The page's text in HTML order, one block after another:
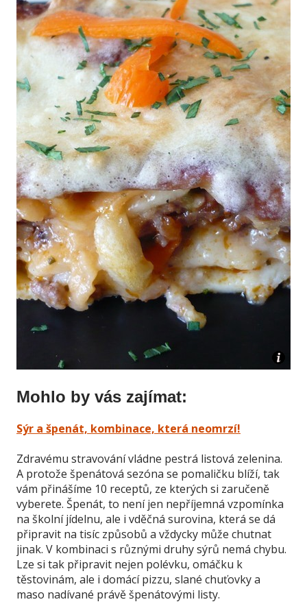
Mohlo by vás zajímat:
Sýr a špenát, kombinace, která neomrzí!
Zdravému stravování vládne pestrá listová zelenina.
A protože špenátová sezóna se pomaličku blíží, tak
vám přinášíme 10 receptů, ze kterých si zaručeně
vyberete. Špenát, to není jen nepříjemná vzpomínka
na školní jídelnu, ale i vděčná surovina, která se dá
připravit na tisíc způsobů a vždycky může chutnat
jinak. V kombinaci s různými druhy sýrů nemá chybu.
Lze si tak připravit nejen polévku, omáčku k
těstovinám, ale i domácí pizzu, slané chuťovky a
maso nadívané právě špenátovými listy.